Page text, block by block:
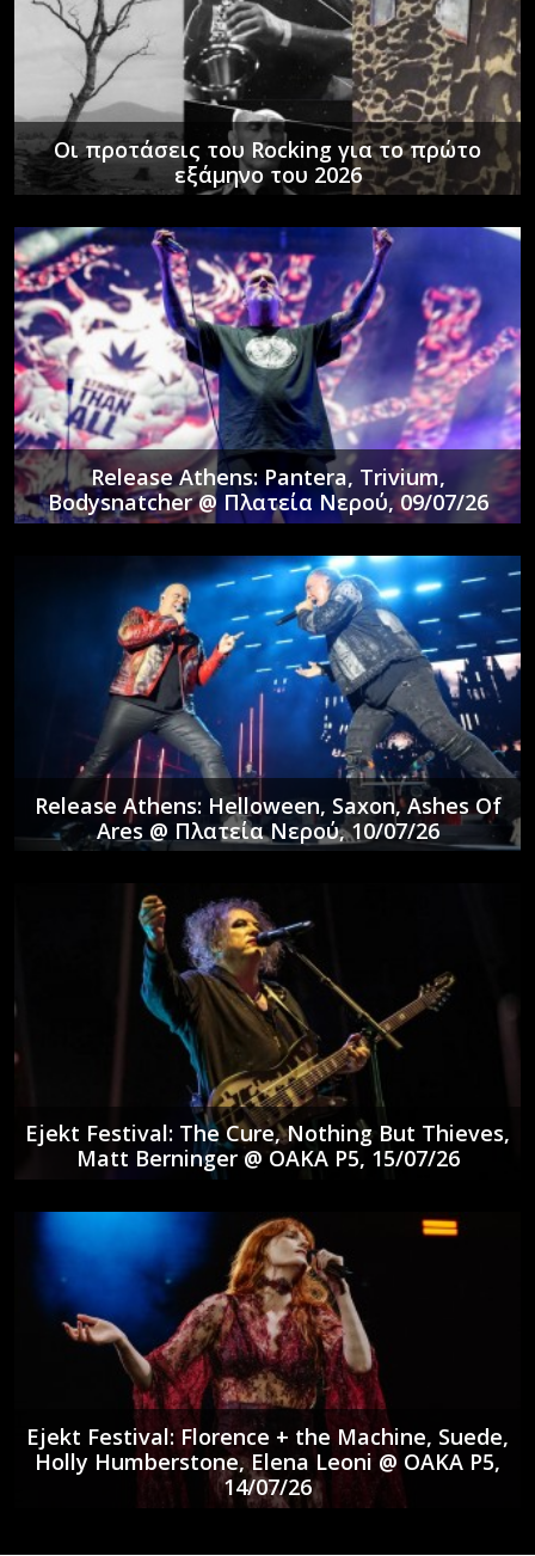
Οι προτάσεις του Rocking για το πρώτο
εξάμηνο του 2026
Release Athens: Pantera, Trivium,
Bodysnatcher @ Πλατεία Νερού, 09/07/26
Release Athens: Helloween, Saxon, Ashes Of
Ares @ Πλατεία Νερού, 10/07/26
Ejekt Festival: The Cure, Nothing But Thieves,
Matt Berninger @ ΟΑΚΑ P5, 15/07/26
Ejekt Festival: Florence + the Machine, Suede,
Holly Humberstone, Elena Leoni @ ΟΑΚΑ P5,
14/07/26